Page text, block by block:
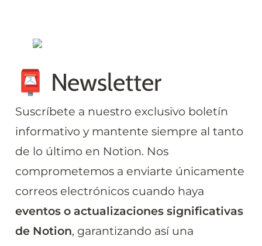
📮 Newsletter
Suscríbete a nuestro exclusivo boletín
informativo y mantente siempre al tanto
de lo último en Notion. Nos
comprometemos a enviarte únicamente
correos electrónicos cuando haya
eventos o actualizaciones significativas
de Notion, garantizando así una